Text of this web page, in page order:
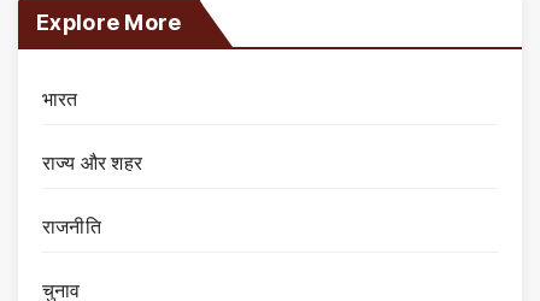
Explore More
भारत
राज्य और शहर
राजनीति
चुनाव